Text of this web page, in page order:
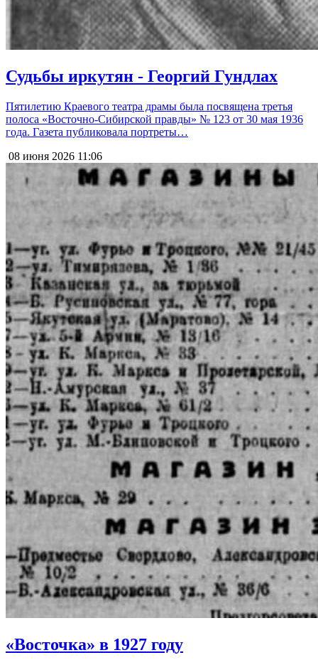
Судьбы иркутян - Георгий Гундлах
Пятилетию Краевого театра драмы была посвящена третья
полоса «Восточно-Сибирской правды» № 123 от 30 мая 1936
года. Газета публиковала портреты…
08 июня 2026 11:06
«Восточка» в 1927 году